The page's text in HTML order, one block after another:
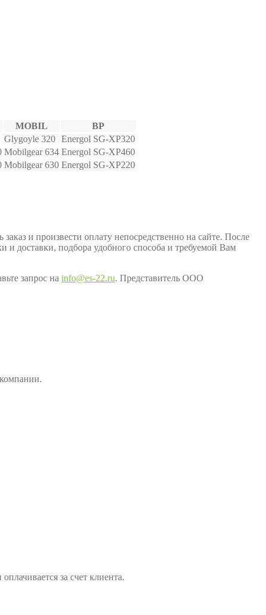
MOBIL BP
Glygoyle 320 Energol SG-XP320
Mobilgear 634 Energol SG-XP460
Mobilgear 630 Energol SG-XP220
и произвести оплату непосредственно на сайте. После
и доставки, подбора удобного способа и требуемой Вам
запрос на info@es-22.ru. Представитель ООО
за счет клиента.